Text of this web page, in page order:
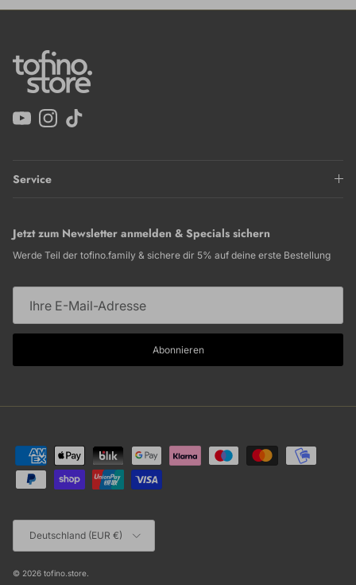
YouTubeInstagramTikTok
Service
Jetzt zum Newsletter anmelden & Specials sichern
Werde Teil der tofino.family & sichere dir 5% auf deine erste Bestellung
Abonnieren
Deutschland (EUR €)
© 2026 tofino.store